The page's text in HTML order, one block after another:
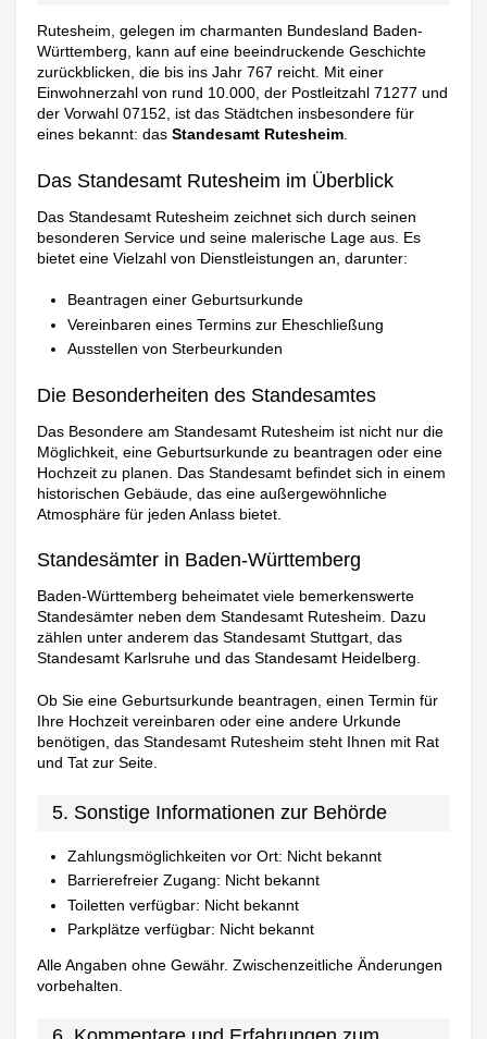
Rutesheim, gelegen im charmanten Bundesland Baden-
Württemberg, kann auf eine beeindruckende Geschichte
zurückblicken, die bis ins Jahr 767 reicht. Mit einer
Einwohnerzahl von rund 10.000, der Postleitzahl 71277 und
der Vorwahl 07152, ist das Städtchen insbesondere für
eines bekannt: dasStandesamt Rutesheim.
Das Standesamt Rutesheim im Überblick
Das Standesamt Rutesheim zeichnet sich durch seinen
besonderen Service und seine malerische Lage aus. Es
bietet eine Vielzahl von Dienstleistungen an, darunter:
Beantragen einer Geburtsurkunde
Vereinbaren eines Termins zur Eheschließung
Ausstellen von Sterbeurkunden
Die Besonderheiten des Standesamtes
Das Besondere am Standesamt Rutesheim ist nicht nur die
Möglichkeit, eine Geburtsurkunde zu beantragen oder eine
Hochzeit zu planen. Das Standesamt befindet sich in einem
historischen Gebäude, das eine außergewöhnliche
Atmosphäre für jeden Anlass bietet.
Standesämter in Baden-Württemberg
Baden-Württemberg beheimatet viele bemerkenswerte
Standesämter neben dem Standesamt Rutesheim. Dazu
zählen unter anderem das Standesamt Stuttgart, das
Standesamt Karlsruhe und das Standesamt Heidelberg.
Ob Sie eine Geburtsurkunde beantragen, einen Termin für
Ihre Hochzeit vereinbaren oder eine andere Urkunde
benötigen, das Standesamt Rutesheim steht Ihnen mit Rat
und Tat zur Seite.
5. Sonstige Informationen zur Behörde
Zahlungsmöglichkeiten vor Ort: Nicht bekannt
Barrierefreier Zugang: Nicht bekannt
Toiletten verfügbar: Nicht bekannt
Parkplätze verfügbar: Nicht bekannt
Alle Angaben ohne Gewähr. Zwischenzeitliche Änderungen
vorbehalten.